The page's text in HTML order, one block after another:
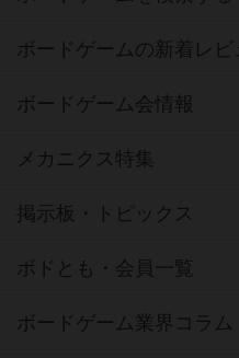
ボードゲーム会情報
メカニクス特集
掲示板・トピックス
ボドとも・会員一覧
ボードゲーム業界コラム
ボドゲーマご利用案内